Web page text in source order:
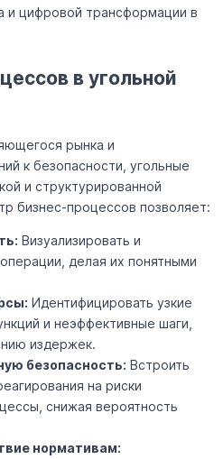
и цифровой трансформации в
в угольной
рынка и
к безопасности, угольные
и структурированной
бизнес-процессов позволяет:
Визуализировать и
делая их понятными
Идентифицировать узкие
и неэффективные шаги,
издержек.
безопасность: Встроить
на риски
снижая вероятность
нормативам: